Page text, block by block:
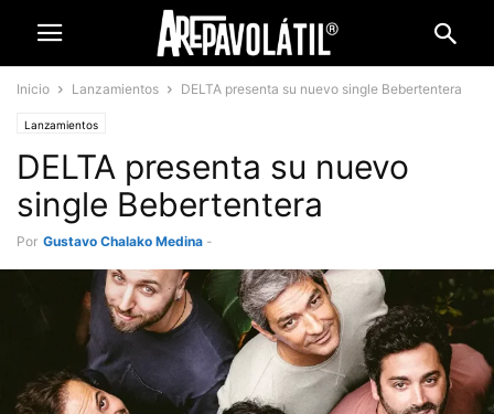
Inicio Lanzamientos DELTA presenta su nuevo single Bebertentera
Lanzamientos
DELTA presenta su nuevo
single Bebertentera
Por Gustavo Chalako Medina -